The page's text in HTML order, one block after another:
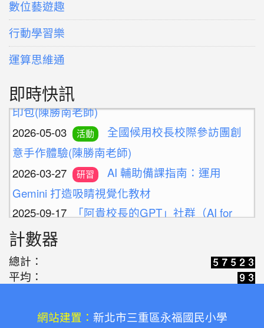
數位藝遊趣
行動學習樂
運算思維通
即時快訊
2026-05-03
印包(陳勝南老師)
活動
全國候用校長校際參訪團創
意手作體驗(陳勝南老師)
研習
AI 輔助備課指南：運用
Gemini 打造吸睛視覺化教材
「阿貴校長的GPT」社群（AI for
2025-09-07
鑰匙圈製作(陳勝南老師)
2026-05-03 活動
永福志工增能研習-手作熱轉
2026-05-03 活動 全國候用校長校際參訪團創
計數器
總計：
平均：
網站建置： 新北市三重區永福國民小學